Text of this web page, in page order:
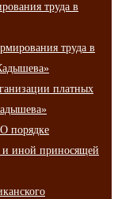
труда в
труда в
платных
порядке
и иной приносящей